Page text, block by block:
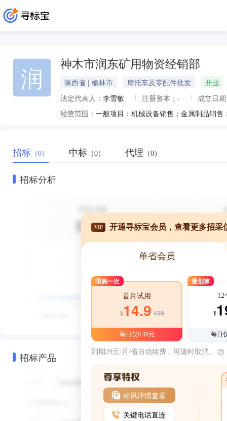
润 神木市润东矿用物资经销部
陕西省 | 榆林市 摩托车及零配件批发
开业
法定代表人： 李雪敏 注册资本： -
成立日
经营范围：
招标 （0） 中标 （0） 代理 （0）
招标分析
招标产品
VIP 开通寻标宝会员，查看更多招采
单省会员
限购一次
首月试用
¥14.9 ¥39
每日仅0.48元
最划算
12
¥
每日
到期29元/月/省自动续费，可随时取消。
标讯详情查看
关键电话直连